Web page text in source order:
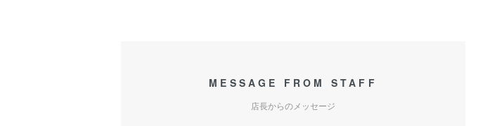
MESSAGE FROM STAFF
店長からのメッセージ